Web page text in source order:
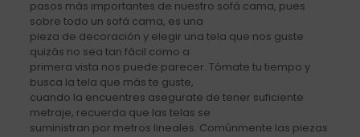
pasos más importantes de nuestro sofá cama, pues
sobre todo un sofá cama, es una
pieza de decoración y elegir una tela que nos guste
quizás no sea tan fácil como a
primera vista nos puede parecer. Tómate tu tiempo y
busca la tela que más te guste,
cuando la encuentres asegurate de tener suficiente
metraje, recuerda que las telas se
suministran por metros lineales. Comúnmente las piezas